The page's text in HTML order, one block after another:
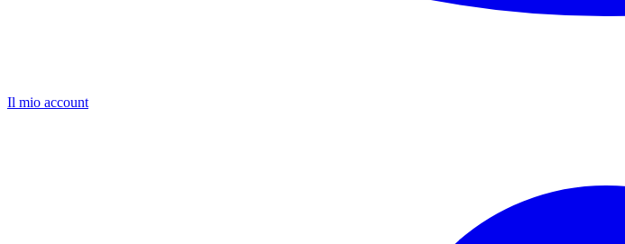
Il mio account